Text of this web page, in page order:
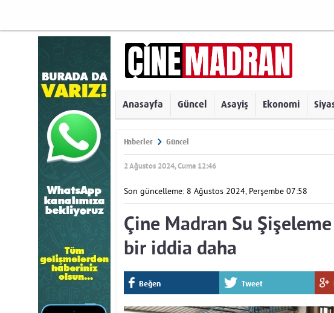
Anasayfa Güncel Asayiş Ekonomi
Haberler Güncel
2 Ağustos 2024, Cuma 12:46
Son güncelleme: 8 Ağustos 2024, Perşembe 07:58
Çine Madran Su
bir iddia daha
Beğen Tweet